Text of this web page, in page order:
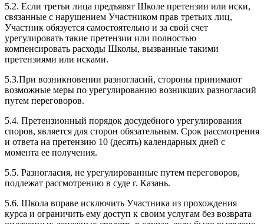
5.2. Если третьи лица предъявят Школе претензии или иски,
связанные с нарушением Участником прав третьих лиц,
Участник обязуется самостоятельно и за свой счет
урегулировать такие претензии или полностью
компенсировать расходы Школы, вызванные такими
претензиями или исками.
5.3.При возникновении разногласий, стороны принимают
возможные меры по урегулированию возникших разногласий
путем переговоров.
5.4. Претензионный порядок досудебного урегулирования
споров, является для сторон обязательным. Срок рассмотрения
и ответа на претензию 10 (десять) календарных дней с
момента ее получения.
5.5. Разногласия, не урегулированные путем переговоров,
подлежат рассмотрению в суде г. Казань.
5.6. Школа вправе исключить Участника из прохождения
курса и ограничить ему доступ к своим услугам без возврата